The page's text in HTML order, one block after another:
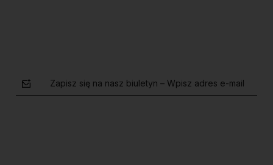
Zapisz się na nasz biuletyn – Wpisz adres e-mail